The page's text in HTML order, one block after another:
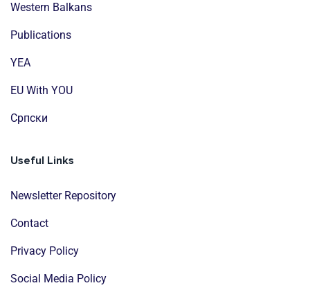
Western Balkans
Publications
YEA
EU With YOU
Cрпски
Useful Links
Newsletter Repository
Contact
Privacy Policy
Social Media Policy